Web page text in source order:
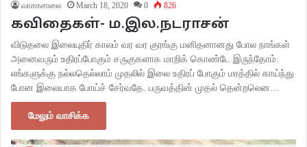
வாசகசாலை March 18, 2020 0 826
கவிதைகள்- ம.இல.நடராசன்
விடுதலை இலையுதிர் காலம் வர வர குரங்கு மனிதனானது போல நாங்கள்
அனைவரும் உதிரப்போகும் சருகுகளாக மாறிக் கொண்டே இருந்தோம்.
எங்களுக்கு நல்லதெல்லாம் முதலில் இலை உதிரப் போகும் மரத்தில் காய்ந்து
போன இலையாக போய்ச் சேர்வதே. பருவத்தின் முதல் தென்றலென…
மேலும் வாசிக்க